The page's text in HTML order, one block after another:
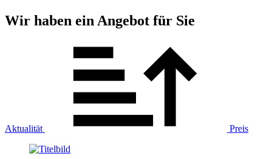
Wir haben ein Angebot für Sie
Aktualität Preis